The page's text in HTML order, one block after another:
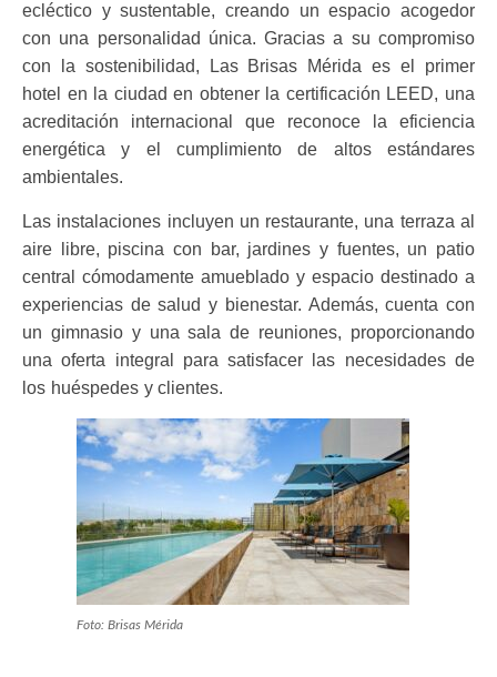
ecléctico y sustentable, creando un espacio acogedor
con una personalidad única. Gracias a su compromiso
con la sostenibilidad, Las Brisas Mérida es el primer
hotel en la ciudad en obtener la certificación LEED, una
acreditación internacional que reconoce la eficiencia
energética y el cumplimiento de altos estándares
ambientales.
Las instalaciones incluyen un restaurante, una terraza al
aire libre, piscina con bar, jardines y fuentes, un patio
central cómodamente amueblado y espacio destinado a
experiencias de salud y bienestar. Además, cuenta con
un gimnasio y una sala de reuniones, proporcionando
una oferta integral para satisfacer las necesidades de
los huéspedes y clientes.
Foto: Brisas Mérida